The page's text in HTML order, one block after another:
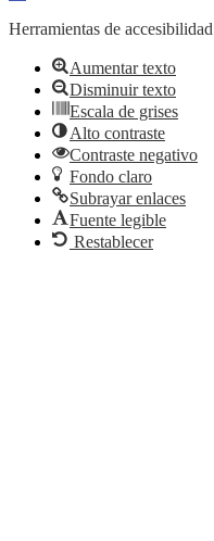
de
Herramientas de accesibilidad
Aumentar texto
Disminuir texto
Escala de grises
Alto contraste
Contraste negativo
Fondo claro
Subrayar enlaces
Fuente legible
Restablecer